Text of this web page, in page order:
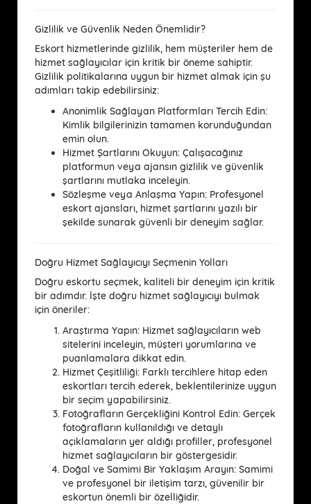
Gizlilik ve Güvenlik Neden Önemlidir?
Eskort hizmetlerinde gizlilik, hem müşteriler hem de
hizmet sağlayıcılar için kritik bir öneme sahiptir.
Gizlilik politikalarına uygun bir hizmet almak için şu
adımları takip edebilirsiniz:
Anonimlik Sağlayan Platformları Tercih Edin:
Kimlik bilgilerinizin tamamen korunduğundan
emin olun.
Hizmet Şartlarını Okuyun: Çalışacağınız
platformun veya ajansın gizlilik ve güvenlik
şartlarını mutlaka inceleyin.
Sözleşme veya Anlaşma Yapın: Profesyonel
eskort ajansları, hizmet şartlarını yazılı bir
şekilde sunarak güvenli bir deneyim sağlar.
Doğru Hizmet Sağlayıcıyı Seçmenin Yolları
Doğru eskortu seçmek, kaliteli bir deneyim için kritik
bir adımdır. İşte doğru hizmet sağlayıcıyı bulmak
için öneriler:
Araştırma Yapın: Hizmet sağlayıcıların web
sitelerini inceleyin, müşteri yorumlarına ve
puanlamalara dikkat edin.
Hizmet Çeşitliliği: Farklı tercihlere hitap eden
eskortları tercih ederek, beklentilerinize uygun
bir seçim yapabilirsiniz.
Fotoğrafların Gerçekliğini Kontrol Edin: Gerçek
fotoğrafların kullanıldığı ve detaylı
açıklamaların yer aldığı profiller, profesyonel
hizmet sağlayıcıların bir göstergesidir.
Doğal ve Samimi Bir Yaklaşım Arayın: Samimi
ve profesyonel bir iletişim tarzı, güvenilir bir
eskortun önemli bir özelliğidir.